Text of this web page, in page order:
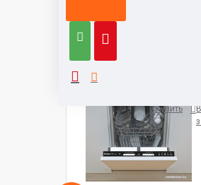
категории
Купить
В